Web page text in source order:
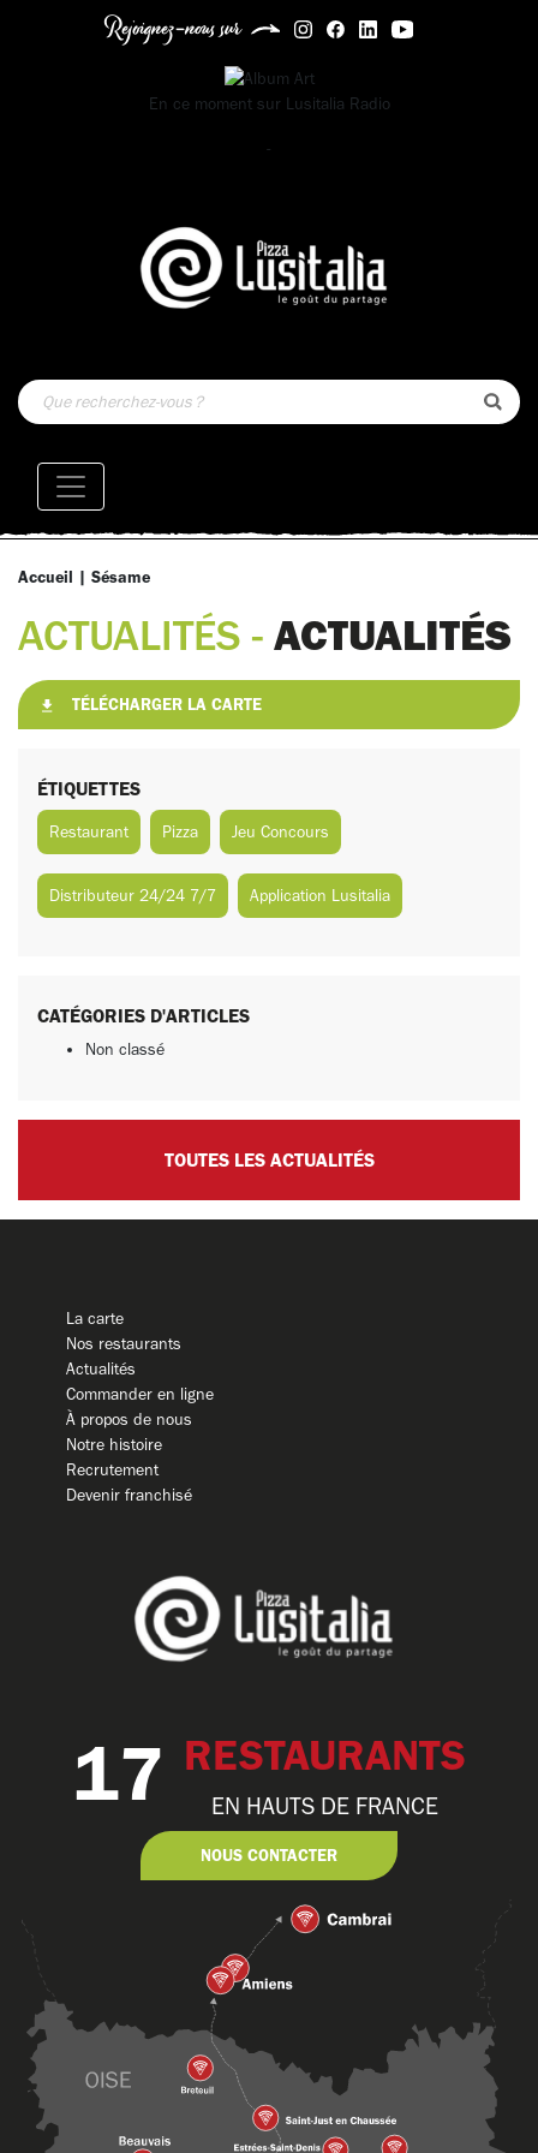
Rejoignez-nous sur
En ce moment sur Lusitalia Radio
-
Accueil | Sésame
ACTUALITÉS - ACTUALITÉS
TÉLÉCHARGER LA CARTE
ÉTIQUETTES
Restaurant Pizza Jeu Concours
Distributeur 24/24 7/7 Application Lusitalia
CATÉGORIES D'ARTICLES
Non classé
TOUTES LES ACTUALITÉS
La carte
Nos restaurants
Actualités
Commander en ligne
À propos de nous
Notre histoire
Recrutement
Devenir franchisé
17 RESTAURANTS
EN HAUTS DE FRANCE
NOUS CONTACTER